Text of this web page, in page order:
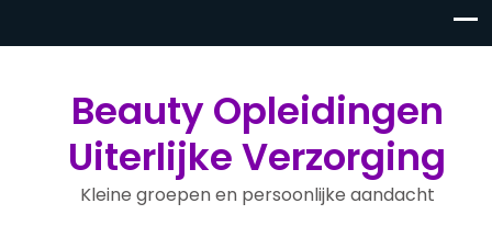
Beauty Opleidingen
Uiterlijke Verzorging
Kleine groepen en persoonlijke aandacht